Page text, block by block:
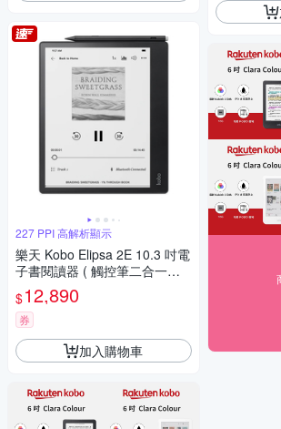
227 PPI 高解析顯示
樂天 Kobo Elipsa 2E 10.3 吋電
子書閱讀器 ( 觸控筆二合一套
組 )
$12,890
券
加入購物車